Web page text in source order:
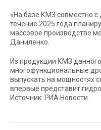
«На базе КМЗ совместно с
течение 2025 года
массовое производство
Даниленко.
Из продукции КМЗ
многофункциональные
выпускать на мощностях
впервые представит
Источник: РИА Новости